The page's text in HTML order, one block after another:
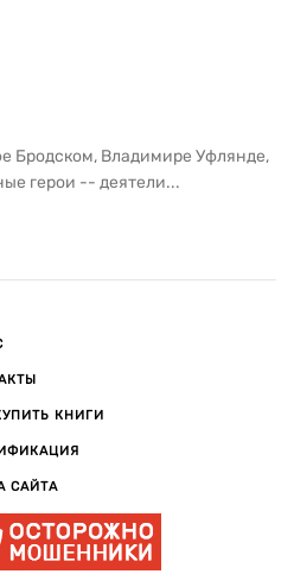
Бродском, Владимире Уфлянде,
герои -- деятели...
КНИГИ
САЙТА